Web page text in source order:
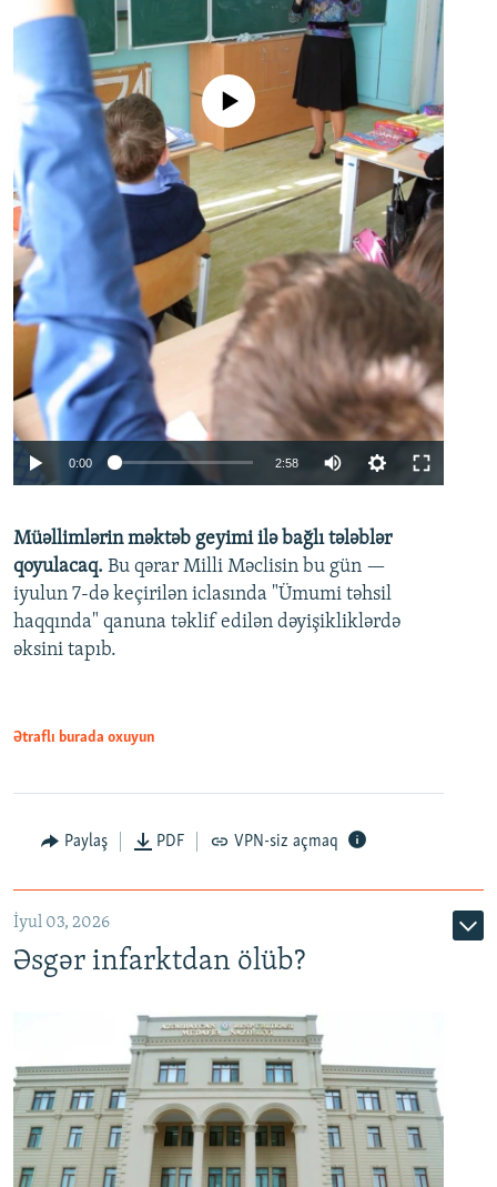
Auto 240p 360p 480p
720p 1080p
No media source currently available
0:00 2:58
360p
480p
720p
Müəllimlərin məktəb geyimi ilə bağlı tələblər
qoyulacaq. Bu qərar Milli Məclisin bu gün —
iyulun 7-də keçirilən iclasında "Ümumi təhsil
haqqında" qanuna təklif edilən dəyişikliklərdə
əksini tapıb.
Ətraflı burada oxuyun
Paylaş PDF VPN-siz açmaq
İyul 03, 2026
Əsgər infarktdan ölüb?